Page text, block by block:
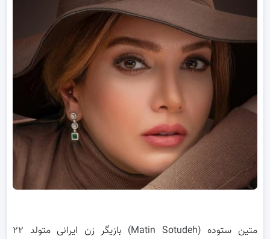
متین ستوده (Matin Sotudeh) بازیگر زن ایرانی متولد ۲۲